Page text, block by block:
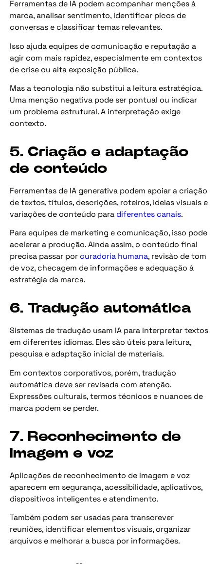
Ferramentas de IA podem acompanhar menções à
marca, analisar sentimento, identificar picos de
conversas e classificar temas relevantes.
Isso ajuda equipes de comunicação e reputação a
agir com mais rapidez, especialmente em contextos
de crise ou alta exposição pública.
Mas a tecnologia não substitui a leitura estratégica.
Uma menção negativa pode ser pontual ou indicar
um problema estrutural. A interpretação exige
contexto.
5. Criação e adaptação
de conteúdo
Ferramentas de IA generativa podem apoiar a criação
de textos, títulos, descrições, roteiros, ideias visuais e
variações de conteúdo para diferentes canais.
Para equipes de marketing e comunicação, isso pode
acelerar a produção. Ainda assim, o conteúdo final
precisa passar por curadoria humana, revisão de tom
de voz, checagem de informações e adequação à
estratégia da marca.
6. Tradução automática
Sistemas de tradução usam IA para interpretar textos
em diferentes idiomas. Eles são úteis para leitura,
pesquisa e adaptação inicial de materiais.
Em contextos corporativos, porém, tradução
automática deve ser revisada com atenção.
Expressões culturais, termos técnicos e nuances de
marca podem se perder.
7. Reconhecimento de
imagem e voz
Aplicações de reconhecimento de imagem e voz
aparecem em segurança, acessibilidade, aplicativos,
dispositivos inteligentes e atendimento.
Também podem ser usadas para transcrever
reuniões, identificar elementos visuais, organizar
arquivos e melhorar a busca por informações.